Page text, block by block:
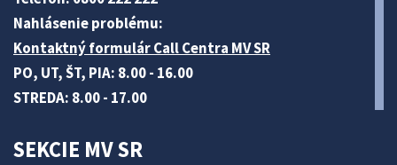
Nahlásenie problému:
Kontaktný formulár Call Centra MV SR
PO, UT, ŠT, PIA: 8.00 - 16.00
STREDA: 8.00 - 17.00
SEKCIE MV SR